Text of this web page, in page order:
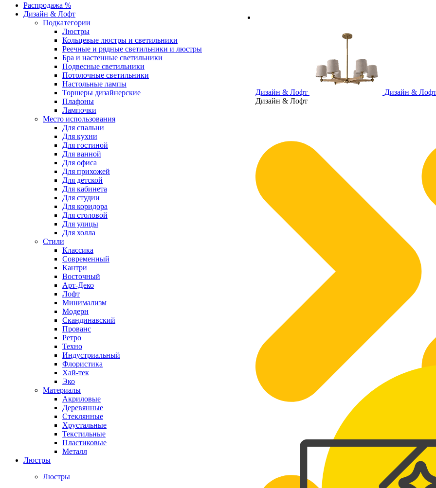
Дизайн & Лофт
Дизайн & Лофт
Дизайн & Лофт
Распродажа %
Дизайн & Лофт
Подкатегории
Люстры
Кольцевые люстры и светильники
Реечные и рядные светильники и люстры
Бра и настенные светильники
Подвесные светильники
Потолочные светильники
Настольные лампы
Торшеры дизайнерские
Плафоны
Лампочки
Место использования
Для спальни
Для кухни
Для гостиной
Для ванной
Для офиса
Для прихожей
Для детской
Для кабинета
Для студии
Для коридора
Для столовой
Для улицы
Для холла
Стили
Классика
Современный
Кантри
Восточный
Арт-Деко
Лофт
Минимализм
Модерн
Скандинавский
Прованс
Ретро
Техно
Индустриальный
Флористика
Хай-тек
Эко
Материалы
Акриловые
Деревянные
Стеклянные
Хрустальные
Текстильные
Пластиковые
Металл
Люстры
Люстры